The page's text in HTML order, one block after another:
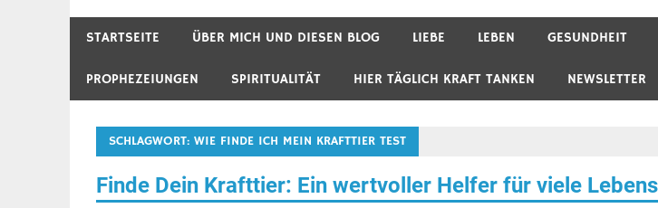
STARTSEITE ÜBER MICH UND DIESEN BLOG LIEBE LEBEN GESUNDHEIT
PROPHEZEIUNGEN SPIRITUALITÄT HIER TÄGLICH KRAFT TANKEN NEWSLETTER
SCHLAGWORT: WIE FINDE ICH MEIN KRAFTTIER TEST
Finde Dein Krafttier: Ein wertvoller Helfer für viele